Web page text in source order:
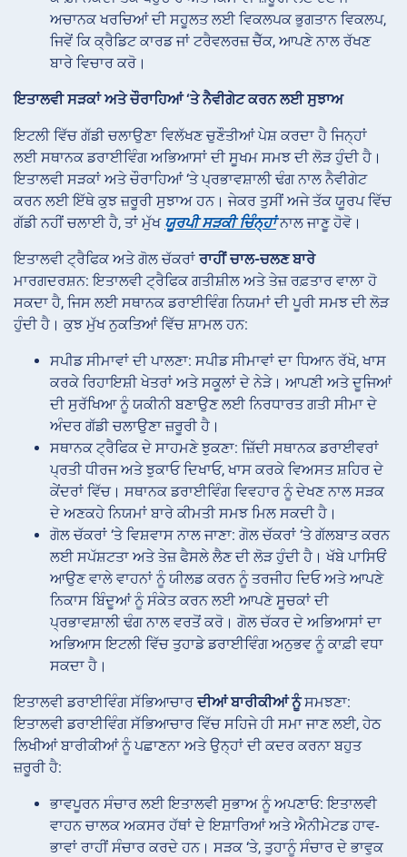
ਅਚਾਨਕ ਖਰਚਿਆਂ ਦੀ ਸਹੂਲਤ ਲਈ ਵਿਕਲਪਕ ਭੁਗਤਾਨ ਵਿਕਲਪ,
ਜਿਵੇਂ ਕਿ ਕ੍ਰੈਡਿਟ ਕਾਰਡ ਜਾਂ ਟਰੈਵਲਰਜ਼ ਚੈੱਕ, ਆਪਣੇ ਨਾਲ ਰੱਖਣ
ਬਾਰੇ ਵਿਚਾਰ ਕਰੋ।
ਇਤਾਲਵੀ ਸੜਕਾਂ ਅਤੇ ਚੌਰਾਹਿਆਂ ‘ਤੇ ਨੈਵੀਗੇਟ ਕਰਨ ਲਈ ਸੁਝਾਅ
ਇਟਲੀ ਵਿੱਚ ਗੱਡੀ ਚਲਾਉਣਾ ਵਿਲੱਖਣ ਚੁਣੌਤੀਆਂ ਪੇਸ਼ ਕਰਦਾ ਹੈ ਜਿਨ੍ਹਾਂ
ਲਈ ਸਥਾਨਕ ਡਰਾਈਵਿੰਗ ਅਭਿਆਸਾਂ ਦੀ ਸੂਖਮ ਸਮਝ ਦੀ ਲੋੜ ਹੁੰਦੀ ਹੈ।
ਇਤਾਲਵੀ ਸੜਕਾਂ ਅਤੇ ਚੌਰਾਹਿਆਂ ‘ਤੇ ਪ੍ਰਭਾਵਸ਼ਾਲੀ ਢੰਗ ਨਾਲ ਨੈਵੀਗੇਟ
ਕਰਨ ਲਈ ਇੱਥੇ ਕੁਝ ਜ਼ਰੂਰੀ ਸੁਝਾਅ ਹਨ। ਜੇਕਰ ਤੁਸੀਂ ਅਜੇ ਤੱਕ ਯੂਰਪ ਵਿੱਚ
ਗੱਡੀ ਨਹੀਂ ਚਲਾਈ ਹੈ, ਤਾਂ ਮੁੱਖ ਯੂਰਪੀ ਸੜਕੀ ਚਿੰਨ੍ਹਾਂਨਾਲ ਜਾਣੂ ਹੋਵੋ।
ਇਤਾਲਵੀ ਟ੍ਰੈਫਿਕ ਅਤੇ ਗੋਲ ਚੱਕਰਾਂ ਰਾਹੀਂ ਚਾਲ-ਚਲਣ ਬਾਰੇ
ਮਾਰਗਦਰਸ਼ਨ: ਇਤਾਲਵੀ ਟ੍ਰੈਫਿਕ ਗਤੀਸ਼ੀਲ ਅਤੇ ਤੇਜ਼ ਰਫ਼ਤਾਰ ਵਾਲਾ ਹੋ
ਸਕਦਾ ਹੈ, ਜਿਸ ਲਈ ਸਥਾਨਕ ਡਰਾਈਵਿੰਗ ਨਿਯਮਾਂ ਦੀ ਪੂਰੀ ਸਮਝ ਦੀ ਲੋੜ
ਹੁੰਦੀ ਹੈ। ਕੁਝ ਮੁੱਖ ਨੁਕਤਿਆਂ ਵਿੱਚ ਸ਼ਾਮਲ ਹਨ:
ਸਪੀਡ ਸੀਮਾਵਾਂ ਦੀ ਪਾਲਣਾ: ਸਪੀਡ ਸੀਮਾਵਾਂ ਦਾ ਧਿਆਨ ਰੱਖੋ, ਖਾਸ
ਕਰਕੇ ਰਿਹਾਇਸ਼ੀ ਖੇਤਰਾਂ ਅਤੇ ਸਕੂਲਾਂ ਦੇ ਨੇੜੇ। ਆਪਣੀ ਅਤੇ ਦੂਜਿਆਂ
ਦੀ ਸੁਰੱਖਿਆ ਨੂੰ ਯਕੀਨੀ ਬਣਾਉਣ ਲਈ ਨਿਰਧਾਰਤ ਗਤੀ ਸੀਮਾ ਦੇ
ਅੰਦਰ ਗੱਡੀ ਚਲਾਉਣਾ ਜ਼ਰੂਰੀ ਹੈ।
ਸਥਾਨਕ ਟ੍ਰੈਫਿਕ ਦੇ ਸਾਹਮਣੇ ਝੁਕਣਾ: ਜ਼ਿੱਦੀ ਸਥਾਨਕ ਡਰਾਈਵਰਾਂ
ਪ੍ਰਤੀ ਧੀਰਜ ਅਤੇ ਝੁਕਾਓ ਦਿਖਾਓ, ਖਾਸ ਕਰਕੇ ਵਿਅਸਤ ਸ਼ਹਿਰ ਦੇ
ਕੇਂਦਰਾਂ ਵਿੱਚ। ਸਥਾਨਕ ਡਰਾਈਵਿੰਗ ਵਿਵਹਾਰ ਨੂੰ ਦੇਖਣ ਨਾਲ ਸੜਕ
ਦੇ ਅਣਕਹੇ ਨਿਯਮਾਂ ਬਾਰੇ ਕੀਮਤੀ ਸਮਝ ਮਿਲ ਸਕਦੀ ਹੈ।
ਗੋਲ ਚੱਕਰਾਂ ‘ਤੇ ਵਿਸ਼ਵਾਸ ਨਾਲ ਜਾਣਾ: ਗੋਲ ਚੱਕਰਾਂ ‘ਤੇ ਗੱਲਬਾਤ ਕਰਨ
ਲਈ ਸਪੱਸ਼ਟਤਾ ਅਤੇ ਤੇਜ਼ ਫੈਸਲੇ ਲੈਣ ਦੀ ਲੋੜ ਹੁੰਦੀ ਹੈ। ਖੱਬੇ ਪਾਸਿਓਂ
ਆਉਣ ਵਾਲੇ ਵਾਹਨਾਂ ਨੂੰ ਯੀਲਡ ਕਰਨ ਨੂੰ ਤਰਜੀਹ ਦਿਓ ਅਤੇ ਆਪਣੇ
ਨਿਕਾਸ ਬਿੰਦੂਆਂ ਨੂੰ ਸੰਕੇਤ ਕਰਨ ਲਈ ਆਪਣੇ ਸੂਚਕਾਂ ਦੀ
ਪ੍ਰਭਾਵਸ਼ਾਲੀ ਢੰਗ ਨਾਲ ਵਰਤੋਂ ਕਰੋ। ਗੋਲ ਚੱਕਰ ਦੇ ਅਭਿਆਸਾਂ ਦਾ
ਅਭਿਆਸ ਇਟਲੀ ਵਿੱਚ ਤੁਹਾਡੇ ਡਰਾਈਵਿੰਗ ਅਨੁਭਵ ਨੂੰ ਕਾਫ਼ੀ ਵਧਾ
ਸਕਦਾ ਹੈ।
ਇਤਾਲਵੀ ਡਰਾਈਵਿੰਗ ਸੱਭਿਆਚਾਰਦੀਆਂ ਬਾਰੀਕੀਆਂ ਨੂੰਸਮਝਣਾ:
ਇਤਾਲਵੀ ਡਰਾਈਵਿੰਗ ਸੱਭਿਆਚਾਰ ਵਿੱਚ ਸਹਿਜੇ ਹੀ ਸਮਾ ਜਾਣ ਲਈ, ਹੇਠ
ਲਿਖੀਆਂ ਬਾਰੀਕੀਆਂ ਨੂੰ ਪਛਾਣਨਾ ਅਤੇ ਉਨ੍ਹਾਂ ਦੀ ਕਦਰ ਕਰਨਾ ਬਹੁਤ
ਜ਼ਰੂਰੀ ਹੈ:
ਭਾਵਪੂਰਨ ਸੰਚਾਰ ਲਈ ਇਤਾਲਵੀ ਸੁਭਾਅ ਨੂੰ ਅਪਣਾਓ: ਇਤਾਲਵੀ
ਵਾਹਨ ਚਾਲਕ ਅਕਸਰ ਹੱਥਾਂ ਦੇ ਇਸ਼ਾਰਿਆਂ ਅਤੇ ਐਨੀਮੇਟਡ ਹਾਵ-
ਭਾਵਾਂ ਰਾਹੀਂ ਸੰਚਾਰ ਕਰਦੇ ਹਨ। ਸੜਕ ‘ਤੇ, ਤੁਹਾਨੂੰ ਸੰਚਾਰ ਦੇ ਭਾਵੁਕ